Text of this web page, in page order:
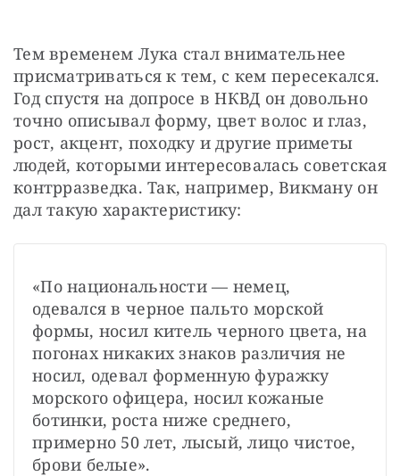
Тем временем Лука стал внимательнее
присматриваться к тем, с кем пересекался.
Год спустя на допросе в НКВД он довольно
точно описывал форму, цвет волос и глаз,
рост, акцент, походку и другие приметы
людей, которыми интересовалась советская
контрразведка. Так, например, Викману он
дал такую характеристику:
«По национальности — немец,
одевался в черное пальто морской
формы, носил китель черного цвета, на
погонах никаких знаков различия не
носил, одевал форменную фуражку
морского офицера, носил кожаные
ботинки, роста ниже среднего,
примерно 50 лет, лысый, лицо чистое,
брови белые».